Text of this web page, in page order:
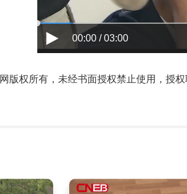
00:00 / 03:00
版权所有，未经书面授权禁止使用，授